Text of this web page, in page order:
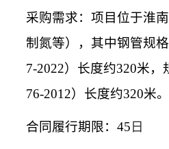
采购需求：项目位于淮
制氮等），其中钢管规格
7-2022）长度约320米
76-2012）长度约320米
合同履行期限：45 日